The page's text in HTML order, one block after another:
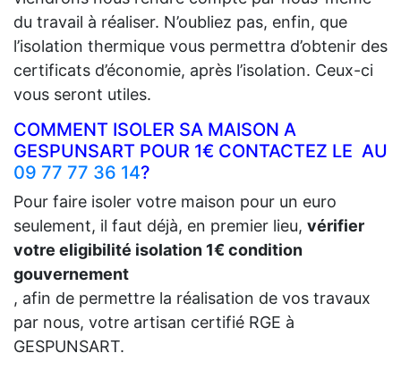
du travail à réaliser. N’oubliez pas, enfin, que
l’isolation thermique vous permettra d’obtenir des
certificats d’économie, après l’isolation. Ceux-ci
vous seront utiles.
COMMENT ISOLER SA MAISON A
GESPUNSART POUR 1€ CONTACTEZ LE AU
09 77 77 36 14?
Pour faire isoler votre maison pour un euro
seulement, il faut déjà, en premier lieu, vérifier
votre eligibilité isolation 1€ condition
gouvernement
, afin de permettre la réalisation de vos travaux
par nous, votre artisan certifié RGE à
GESPUNSART.